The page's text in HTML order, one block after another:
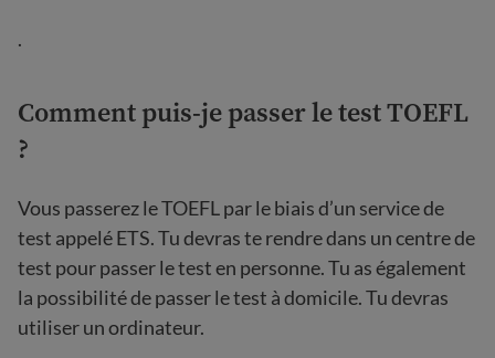
.
Comment puis-je passer le test TOEFL
?
Vous passerez le TOEFL par le biais d’un service de
test appelé ETS. Tu devras te rendre dans un centre de
test pour passer le test en personne. Tu as également
la possibilité de passer le test à domicile. Tu devras
utiliser un ordinateur.